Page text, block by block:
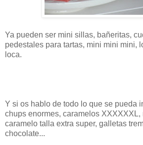
Ya pueden ser mini sillas, bañeritas,
pedestales para tartas, mini mini mini,
loca.
Y si os hablo de todo lo que se pueda
chups enormes, caramelos XXXXXXL,
caramelo talla extra super, galletas
chocolate...